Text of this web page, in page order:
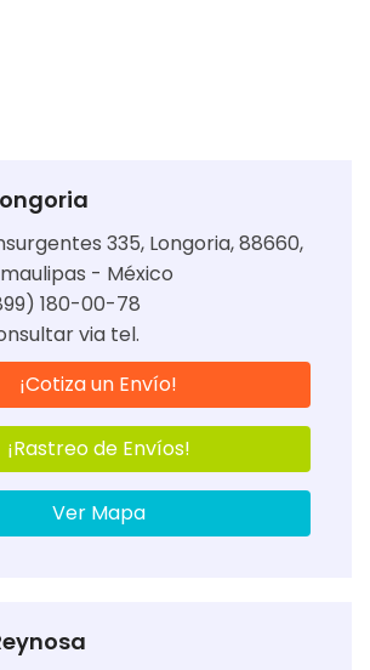
335, Longoria, 88660,
- México
180-00-78
via tel.
¡Cotiza un Envío!
¡Rastreo de Envíos!
Ver Mapa